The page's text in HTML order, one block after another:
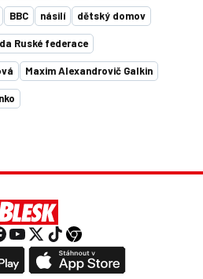
BBC násilí dětský domov
Ruské federace
Maxim Alexandrovič Galkin